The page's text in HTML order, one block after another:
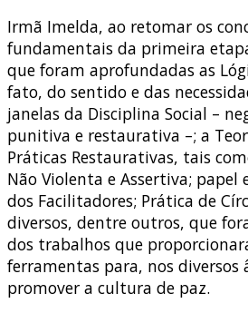
Irmã Imelda, ao retomar os
fundamentais da primeira etapa
que foram aprofundadas as
fato, do sentido e das
janelas da Disciplina Social –
punitiva e restaurativa –; a
Práticas Restaurativas, tais
Não Violenta e Assertiva; papel
dos Facilitadores; Prática de
diversos, dentre outros, que
dos trabalhos que
ferramentas para, nos diversos
promover a cultura de paz.